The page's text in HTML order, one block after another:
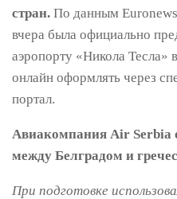
стран. По данным
вчера была официально
аэропорту «Никола Тесла»
онлайн оформлять через
портал.
Авиакомпания Air Serbia
между Белградом и
При подготовке